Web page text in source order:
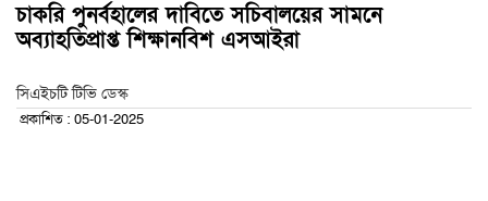
চাকরি পুনর্বহালের দাবিতে সচিবালয়ের সামনে
অব্যাহতিপ্রাপ্ত শিক্ষানবিশ এসআইরা
সিএইচটি টিভি ডেস্ক
প্রকাশিত : 05-01-2025